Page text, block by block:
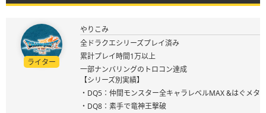
ライター
やりこみ
全ドラクエシリーズプレイ済み
累計プレイ時間1万以上
一部ナンバリングのトロコン達成
【シリーズ別実績】
・DQ5：仲間モンスター全キャラレベルMAX &はぐメタ
・DQ8：素手で竜神王撃破